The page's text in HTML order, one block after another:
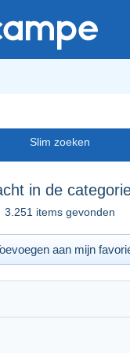
Slim zoeken
in de
3.251 items gevonden
aan mijn